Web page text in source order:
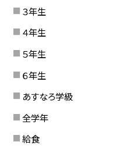
３年生
４年生
５年生
６年生
あすなろ学級
全学年
給食